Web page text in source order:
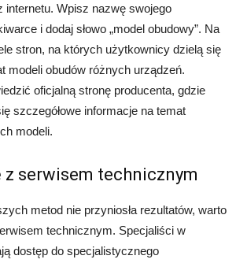
Wpisz nazwę swojego
i dodaj słowo „model obudowy”. Na
stron, na których użytkownicy dzielą się
modeli obudów różnych urządzeń.
oficjalną stronę producenta, gdzie
szczegółowe informacje na temat
modeli.
serwisem technicznym
metod nie przyniosła rezultatów, warto
technicznym. Specjaliści w
dostęp do specjalistycznego